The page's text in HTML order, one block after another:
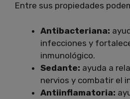
Entre sus propiedades
Antibacteriana:
infecciones y
inmunológico.
Sedante: ayuda a
nervios y combatir el
Antiinflamatoria: